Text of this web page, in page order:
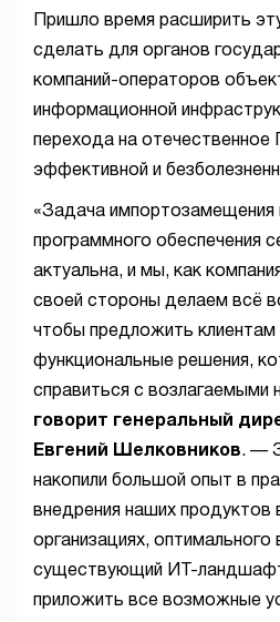
Пришло время расширить
сделать для органов
компаний-операторов
информационной
перехода на
эффективной и
«Задача импортозамещения
программного обеспечения
актуальна, и мы, как
своей стороны делаем всё
чтобы предложить клиентам
функциональные решения,
справиться с возлагаемыми
говорит генеральный
Евгений Шелковников. —
накопили большой опыт в
внедрения наших продуктов
организациях, оптимального
существующий ИТ-
приложить все возможные